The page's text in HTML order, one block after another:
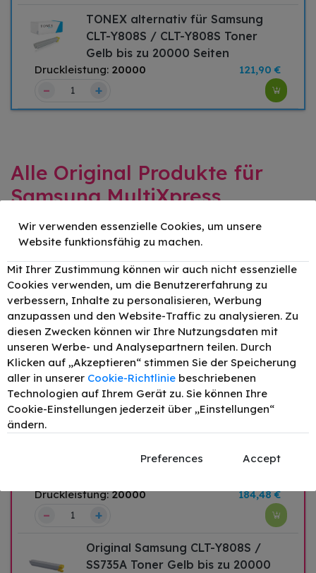
TONEX alternativ für Samsung
CLT-Y808S / CLT-Y808S Toner
Gelb bis zu 20000 Seiten
Druckleistung: 20000 121,90 €
– +
Alle Original Produkte für
Samsung MultiXpress
X4300LX
Original Samsung CLT-K808S
Toner Schwarz bis zu 23000 Seiten
Druckleistung:23000 62,28 €
– +
Original Samsung CLT-C808S
Toner Cyan bis zu 20000 Seiten
Druckleistung:20000 190,59 €
– +
SS642A Toner Magenta bis zu
Druckleistung:20000 184,48 €
– +
Original Samsung CLT-Y808S /
SS735A Toner Gelb bis zu 20000
Wir verwenden essenzielle Cookies, um unsere
Website funktionsfähig zu machen.
Mit Ihrer Zustimmung können wir auch nicht essenzielle
Cookies verwenden, um die Benutzererfahrung zu
verbessern, Inhalte zu personalisieren, Werbung
anzupassen und den Website-Traffic zu analysieren. Zu
diesen Zwecken können wir Ihre Nutzungsdaten mit
unseren Werbe- und Analysepartnern teilen. Durch
Klicken auf „Akzeptieren“ stimmen Sie der Speicherung
aller in unserer Cookie-Richtlinie beschriebenen
Technologien auf Ihrem Gerät zu. Sie können Ihre
Cookie-Einstellungen jederzeit über „Einstellungen“
ändern.
Preferences Accept